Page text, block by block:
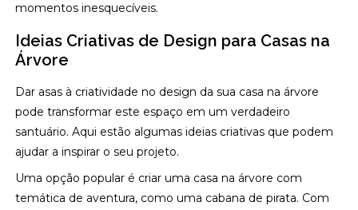
momentos inesquecíveis.
Ideias Criativas de Design para Casas na
Árvore
Dar asas à criatividade no design da sua casa na árvore
pode transformar este espaço em um verdadeiro
santuário. Aqui estão algumas ideias criativas que podem
ajudar a inspirar o seu projeto.
Uma opção popular é criar uma casa na árvore com
temática de aventura, como uma cabana de pirata. Com